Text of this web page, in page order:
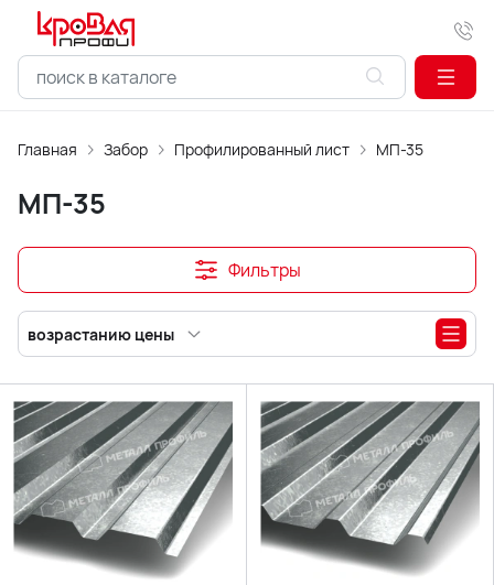
Главная Забор Профилированный лист МП-35
МП-35
Фильтры
возрастанию цены